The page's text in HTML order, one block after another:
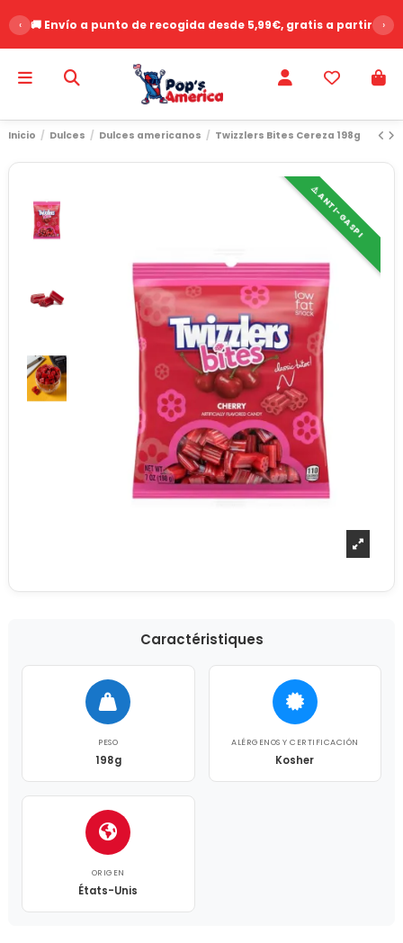
‹ 🚚 Envío a punto de recogida desde 5,99€, gratis a partir de
›
Inicio Dulces Dulces americanos Twizzlers Bites Cereza 198g
⚠️ ANTI-GASPI
Caractéristiques
PESO
198g
ALÉRGENOS Y CERTIFICACIÓN
Kosher
ORIGEN
États-Unis